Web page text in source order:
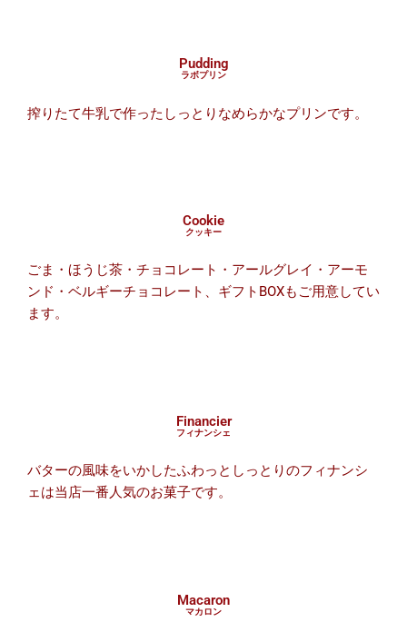
Pudding
ラボプリン
搾りたて牛乳で作ったしっとりなめらかなプリンです。
Cookie
クッキー
ごま・ほうじ茶・チョコレート・アールグレイ・アーモ
ンド・ベルギーチョコレート、ギフトBOXもご用意してい
ます。
Financier
フィナンシェ
バターの風味をいかしたふわっとしっとりのフィナンシ
ェは当店一番人気のお菓子です。
Macaron
マカロン